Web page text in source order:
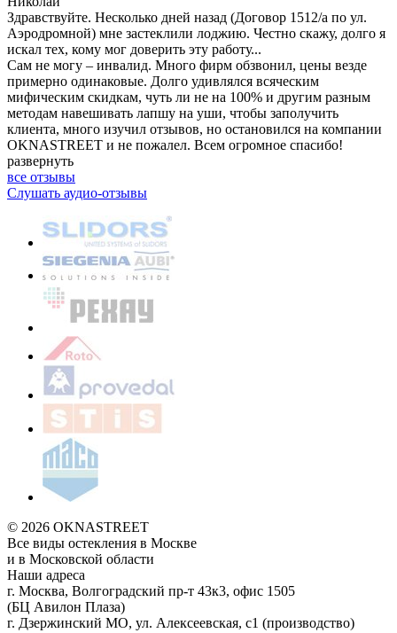
Здравствуйте. Несколько дней назад (Договор 1512/а по ул.
Аэродромной) мне застеклили лоджию. Честно скажу, долго я
искал тех, кому мог доверить эту работу...
Сам не могу – инвалид. Много фирм обзвонил, цены везде
примерно одинаковые. Долго удивлялся всяческим
мифическим скидкам, чуть ли не на 100% и другим разным
методам навешивать лапшу на уши, чтобы заполучить
клиента, много изучил отзывов, но остановился на компании
OKNASTREET и не пожалел. Всем огромное спасибо!
развернуть
все отзывы
Слушать аудио-отзывы
© 2026 OKNASTREET
Все виды остекления в Москве
и в Московской области
Наши адреса
г. Москва, Волгоградский пр-т 43к3, офис 1505
(БЦ Авилон Плаза)
г. Дзержинский МО, ул. Алексеевская, с1 (производство)